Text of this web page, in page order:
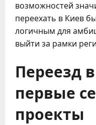
возможностей
переехать в Киев
логичным для
выйти за рамки
Переезд
первые
проекты